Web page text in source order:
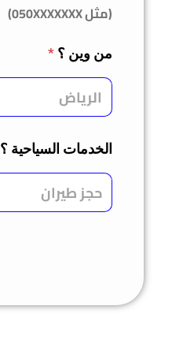
(مثل 050XXXXXXX)
من وين ؟ *
الخدمات السياحية ؟